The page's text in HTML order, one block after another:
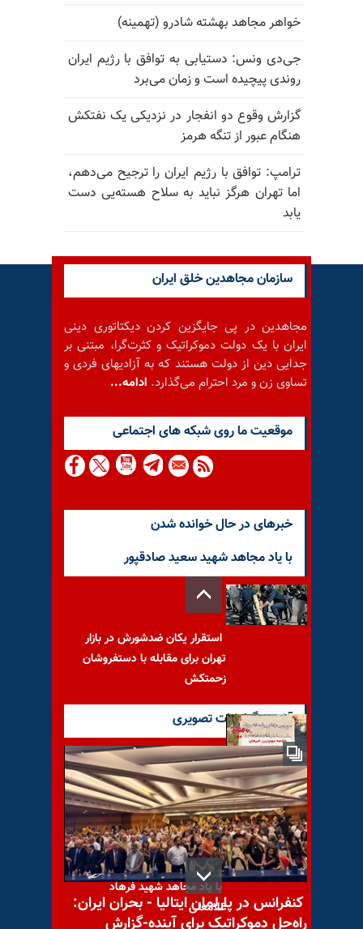
خواهر مجاهد بهشته شادرو (تهمینه)
جی‌دی ونس: دستیابی به توافق با رژیم ایران
روندی پیچیده است و زمان می‌برد
گزارش وقوع دو انفجار در نزدیکی یک نفتکش
هنگام عبور از تنگه هرمز
ترامپ: توافق با رژیم ایران را ترجیح می‌دهم،
اما تهران هرگز نباید به سلاح هسته‌یی دست
یابد
سازمان مجاهدین خلق ایران
مجاهدین در پی جایگزین کردن دیکتاتوری دینی
ایران با یک دولت دموکراتیک و کثرت‌گرا، مبتنی بر
جدایی دین از دولت هستند که به آزادیهای فردی و
تساوی زن و مرد احترام می‌گذارد. ادامه...
موقعيت ما روى شبكه هاى اجتماعى
خبرهای در حال خوانده شدن
با یاد مجاهد شهید سعید صادقپور
استقرار یکان ضدشورش در بازار
تهران برای مقابله با دستفروشان
زحمتکش
مهم‌ترین خبرهای ایران و جهان
در ۶۰ ثانیه – جمعه ۱۶ مرداد
با یاد مجاهد شهید فرهاد
غلامعلی
آخرین گزارشات تصویری
کنفرانس در پارلمان ایتالیا - بحران ایران:
راه‌حل دموکراتیک برای آینده-گزارش